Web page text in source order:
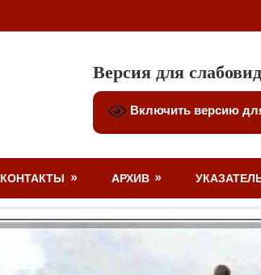
Версия для
Включить версию
КОНТАКТЫ АРХИВ